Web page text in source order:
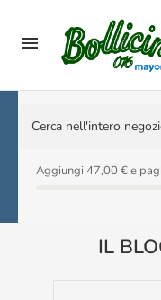

Aggiungi 47,00 € e
IL